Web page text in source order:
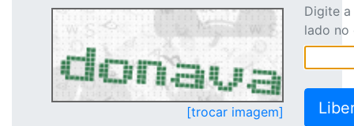
[trocar imagem]
Digite
lado no